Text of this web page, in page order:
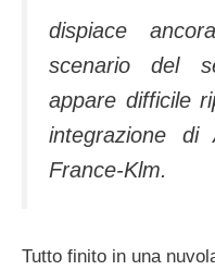
dispiace
scenario del
appare difficile
integrazione di
France-Klm.
Tutto finito in una